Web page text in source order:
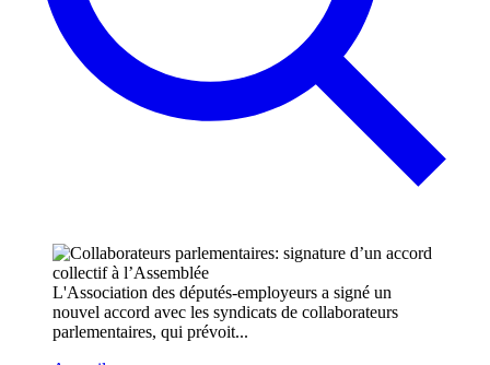
L'Association des députés-employeurs a signé un
nouvel accord avec les syndicats de collaborateurs
parlementaires, qui prévoit...